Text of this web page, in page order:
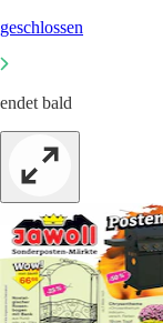
geschlossen
endet bald